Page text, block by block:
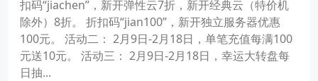
扣码“jiachen”，新开弹性云7折，新开经典云（特价机
除外）8折。 折扣码“jian100”，新开独立服务器优惠
100元。 活动二： 2月9日-2月18日，单笔充值每满100
元送10元。 活动三： 2月9日-2月18日，幸运大转盘每
日抽...